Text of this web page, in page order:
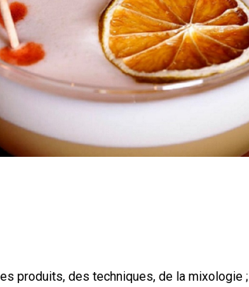
produits, des techniques, de la mixologie ;